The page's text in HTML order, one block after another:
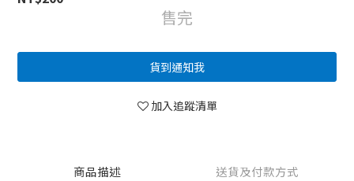
售完
貨到通知我
加入追蹤清單
商品描述 送貨及付款方式